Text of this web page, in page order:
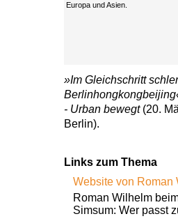
Europa und Asien.
»Im Gleichschritt
- Urban bewegt(20.
Berlin).
Links zum Thema
Website von Roman
Roman Wilhelm
Simsum: Wer passt